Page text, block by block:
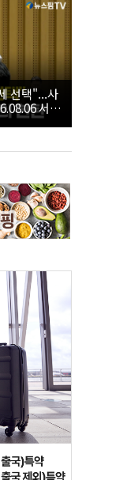
선택"...사
서울